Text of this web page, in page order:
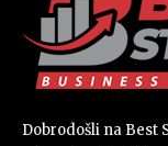
Dobrodošli na Best